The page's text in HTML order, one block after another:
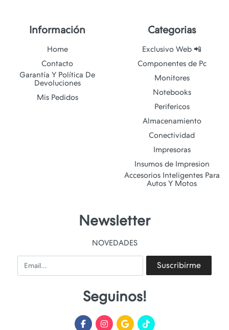
Información
Home
Contacto
Garantía Y Política De
Devoluciones
Mis Pedidos
Categorias
Exclusivo Web 📲
Componentes de Pc
Monitores
Notebooks
Perifericos
Almacenamiento
Conectividad
Impresoras
Insumos de Impresion
Accesorios Inteligentes Para
Autos Y Motos
Newsletter
NOVEDADES
Email Suscribirme
Seguinos!